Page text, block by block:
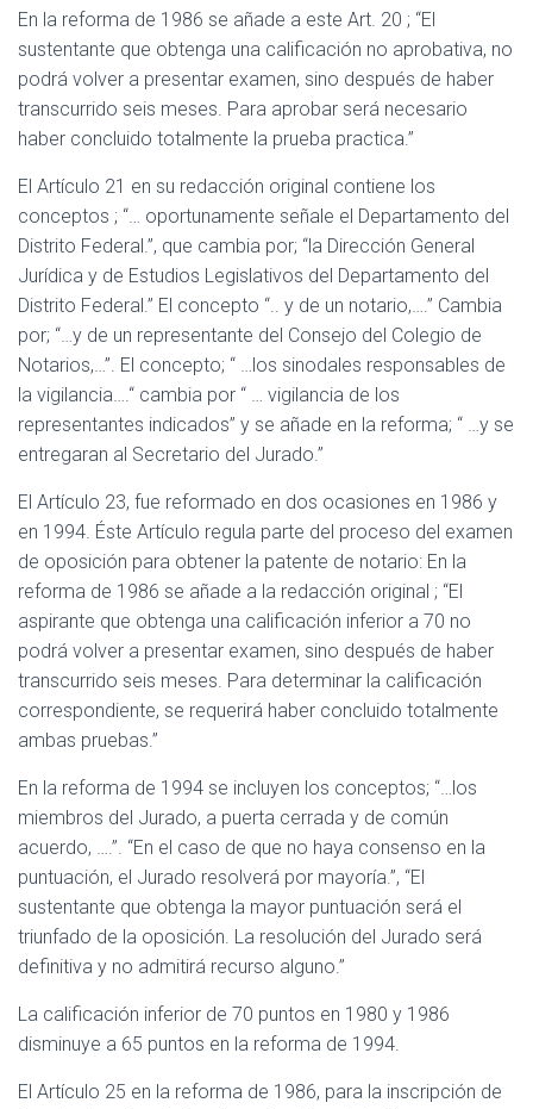
En la reforma de 1986 se añade a este Art. 20 ; “El
sustentante que obtenga una calificación no aprobativa, no
podrá volver a presentar examen, sino después de haber
transcurrido seis meses. Para aprobar será necesario
haber concluido totalmente la prueba practica.”
El Artículo 21 en su redacción original contiene los
conceptos ; “… oportunamente señale el Departamento del
Distrito Federal.”, que cambia por; “la Dirección General
Jurídica y de Estudios Legislativos del Departamento del
Distrito Federal.” El concepto “.. y de un notario,….” Cambia
por; “…y de un representante del Consejo del Colegio de
Notarios,…”. El concepto; “ …los sinodales responsables de
la vigilancia….“ cambia por “ … vigilancia de los
representantes indicados” y se añade en la reforma; “ …y se
entregaran al Secretario del Jurado.”
El Artículo 23, fue reformado en dos ocasiones en 1986 y
en 1994. Éste Artículo regula parte del proceso del examen
de oposición para obtener la patente de notario: En la
reforma de 1986 se añade a la redacción original ; “El
aspirante que obtenga una calificación inferior a 70 no
podrá volver a presentar examen, sino después de haber
transcurrido seis meses. Para determinar la calificación
correspondiente, se requerirá haber concluido totalmente
ambas pruebas.”
En la reforma de 1994 se incluyen los conceptos; “…los
miembros del Jurado, a puerta cerrada y de común
acuerdo, ….”. “En el caso de que no haya consenso en la
puntuación, el Jurado resolverá por mayoría.”, “El
sustentante que obtenga la mayor puntuación será el
triunfado de la oposición. La resolución del Jurado será
definitiva y no admitirá recurso alguno.”
La calificación inferior de 70 puntos en 1980 y 1986
disminuye a 65 puntos en la reforma de 1994.
El Artículo 25 en la reforma de 1986, para la inscripción de